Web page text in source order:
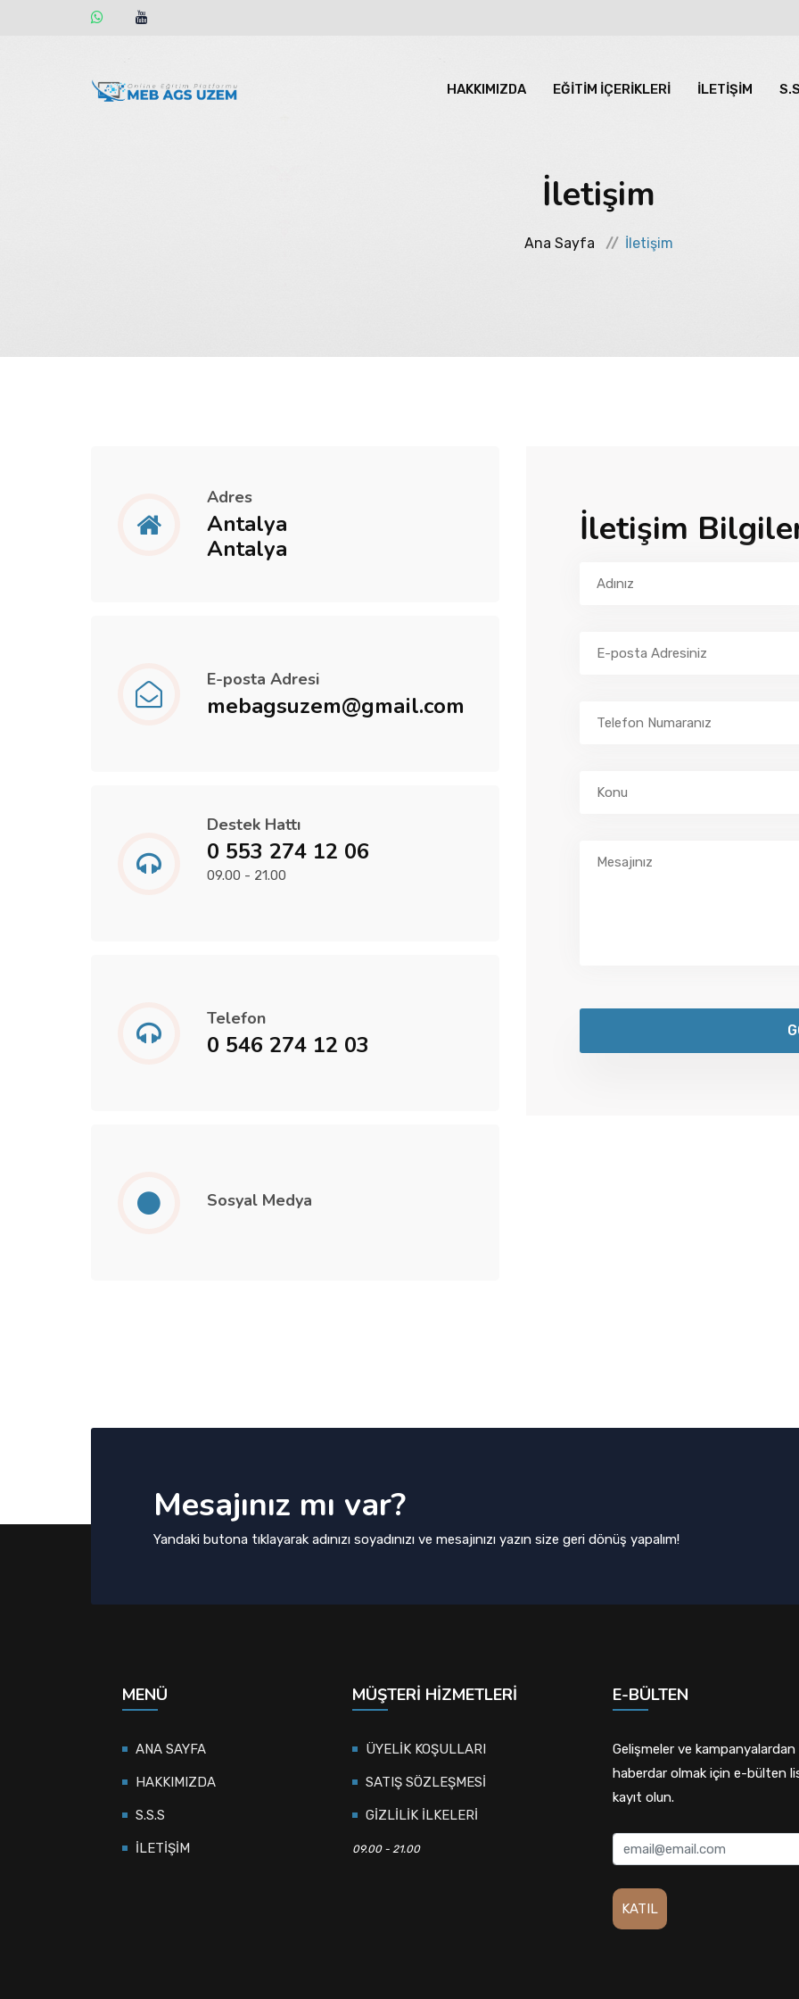
HAKKIMIZDA EĞİTİM İÇERİKLERİ İLETİŞİM
İletişim
Ana Sayfa İletişim
Adres
Antalya
Antalya
E-posta Adresi
mebagsuzem@gmail.com
Destek Hattı
0 553 274 12 06
09.00 - 21.00
Telefon
0 546 274 12 03
Sosyal Medya
İletişim
Mesajınız mı var?
Yandaki butona tıklayarak adınızı soyadınızı ve mesajınızı yazın size geri dönüş yapalım!
MENÜ
ANA SAYFA
HAKKIMIZDA
S.S.S
İLETİŞİM
MÜŞTERI HIZMETLERI
ÜYELİK KOŞULLARI
SATIŞ SÖZLEŞMESİ
GİZLİLİK İLKELERİ
09.00 - 21.00
E-BÜLTEN
Gelişmeler ve kampanyalardan
haberdar olmak için e-bülten
kayıt olun.